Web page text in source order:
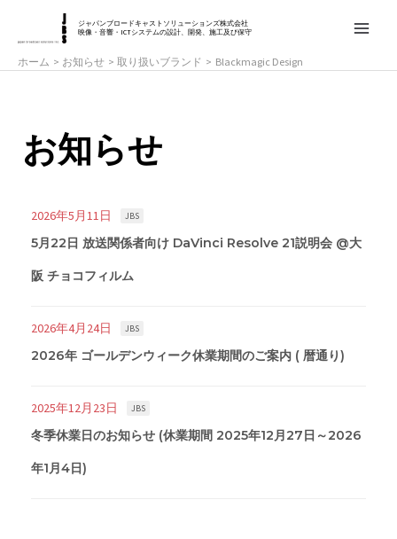
ジャパンブロードキャストソリューションズ株式会社
映像・音響・ICTシステムの設計、開発、施工及び保守
ホーム お知らせ 取り扱いブランド Blackmagic Design
お知らせ
2026年5月11日 JBS
5月22日 放送関係者向け DaVinci Resolve 21説明会 @大
阪 チョコフィルム
2026年4月24日 JBS
2026年 ゴールデンウィーク休業期間のご案内 ( 暦通り)
2025年12月23日 JBS
冬季休業日のお知らせ (休業期間 2025年12月27日～2026
年1月4日)